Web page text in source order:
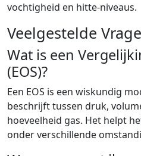
vochtigheid en hitte-niveaus.
Veelgestelde
Wat is een
(EOS)?
Een EOS is een wiskundig
beschrijft tussen druk,
hoeveelheid gas. Het helpt
onder verschillende